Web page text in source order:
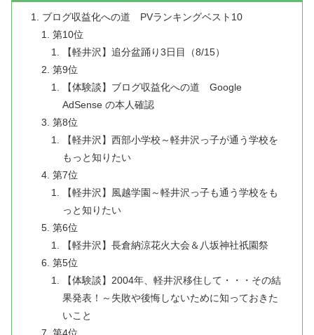
ブログ収益化への道 PVランキングベスト10
第10位
【軽井沢】追分盆踊り3日目（8/15）
第9位
【体験談】ブログ収益化への道 Google
AdSense の本人確認
第8位
【軽井沢】西部小学校～軽井沢っ子が通う学校を
もっと知りたい
第7位
【軽井沢】風越学園～軽井沢っ子も通う学校をも
っと知りたい
第6位
【軽井沢】長倉納涼花火大会＆八坂神社祇園祭
第5位
【体験談】2004年、軽井沢移住して・・・その結
果発表！～失敗や後悔しないために知っておきた
いこと